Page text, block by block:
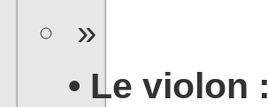
• Le violon :